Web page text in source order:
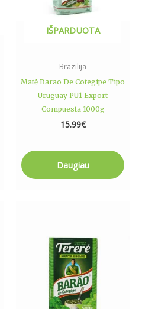
IŠPARDUOTA
Brazilija
Matė Barao De Cotegipe Tipo
Uruguay PU1 Export
Compuesta 1000g
15.99€
Daugiau